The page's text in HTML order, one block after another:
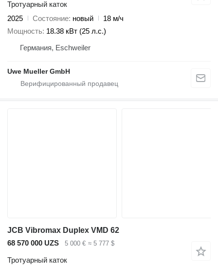
Тротуарный каток
2025
Состояние новый
18 м/ч
Мощность 18.38 кВт (25 л.с.)
Германия, Eschweiler
Uwe Mueller GmbH
JCB Vibromax Duplex VMD 62
68 570 000 UZS
5 000 € ≈ 5 777 $
Тротуарный каток